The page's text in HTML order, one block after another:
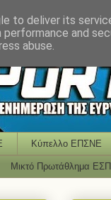
Κύπελλο ΕΠΣΝΕ
Μικτό Πρωτάθλημα
to deliver its
performance and
abuse.